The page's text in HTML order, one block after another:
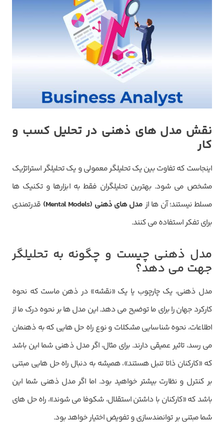
نقش مدل های ذهنی در تحلیل کسب و
کار
اینجاست که تفاوت بین یک تحلیلگر معمولی و یک تحلیلگر استراتژیک
مشخص می شود. بهترین تحلیلگران فقط به ابزارها و تکنیک ها
مسلط نیستند؛ آن ها از مدل های ذهنی (Mental Models
) قدرتمندی
برای تفکر استفاده می کنند.
مدل ذهنی چیست و چگونه به تحلیلگر
جهت می دهد؟
مدل ذهنی، یک چارچوب یا یک «نقشه» در ذهن ماست که نحوه
کارکرد جهان را برای ما توضیح می دهد. این مدل ها بر نحوه درک ما از
اطلاعات، نحوه شناسایی مشکلات و نوع راه حل هایی که به ذهنمان
می رسد، تاثیر عمیقی دارند. برای مثال، اگر مدل ذهنی شما این باشد
که «کارکنان ذاتا تنبل هستند»، همیشه به دنبال راه حل هایی مبتنی
بر کنترل و نظارت بیشتر خواهید بود. اما اگر مدل ذهنی شما این
باشد که «کارکنان با داشتن استقلال، شکوفا می شوند»، راه حل های
شما مبتنی بر توانمندسازی و تفویض اختیار خواهد بود.